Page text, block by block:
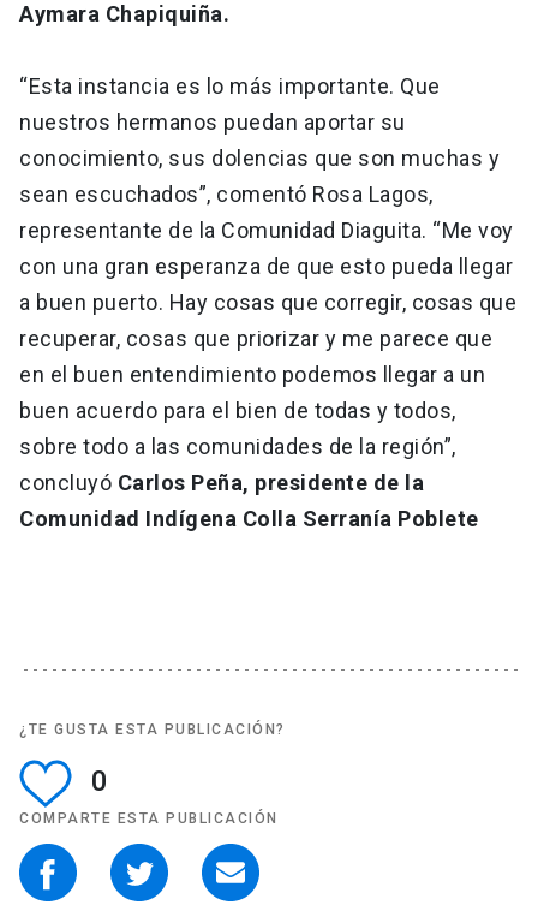
Aymara Chapiquiña.
“Esta instancia es lo más importante. Que
nuestros hermanos puedan aportar su
conocimiento, sus dolencias que son muchas y
sean escuchados”, comentó Rosa Lagos,
representante de la Comunidad Diaguita. “Me voy
con una gran esperanza de que esto pueda llegar
a buen puerto. Hay cosas que corregir, cosas que
recuperar, cosas que priorizar y me parece que
en el buen entendimiento podemos llegar a un
buen acuerdo para el bien de todas y todos,
sobre todo a las comunidades de la región”,
concluyó Carlos Peña, presidente de la
Comunidad Indígena Colla Serranía Poblete
¿TE GUSTA ESTA PUBLICACIÓN?
0
COMPARTE ESTA PUBLICACIÓN